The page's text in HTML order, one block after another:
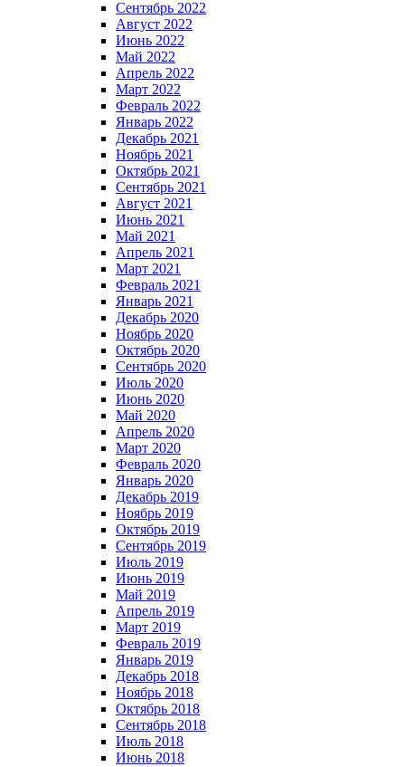
Сентябрь 2022
Август 2022
Июнь 2022
Май 2022
Апрель 2022
Март 2022
Февраль 2022
Январь 2022
Декабрь 2021
Ноябрь 2021
Октябрь 2021
Сентябрь 2021
Август 2021
Июнь 2021
Май 2021
Апрель 2021
Март 2021
Февраль 2021
Январь 2021
Декабрь 2020
Ноябрь 2020
Октябрь 2020
Сентябрь 2020
Июль 2020
Июнь 2020
Май 2020
Апрель 2020
Март 2020
Февраль 2020
Январь 2020
Декабрь 2019
Ноябрь 2019
Октябрь 2019
Сентябрь 2019
Июль 2019
Июнь 2019
Май 2019
Апрель 2019
Март 2019
Февраль 2019
Январь 2019
Декабрь 2018
Ноябрь 2018
Октябрь 2018
Сентябрь 2018
Июль 2018
Июнь 2018